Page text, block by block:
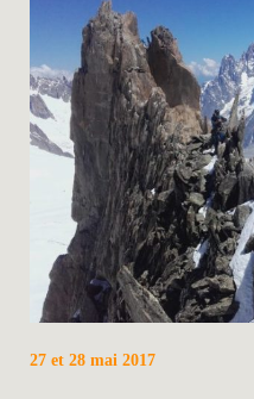
27 et 28 mai 2017